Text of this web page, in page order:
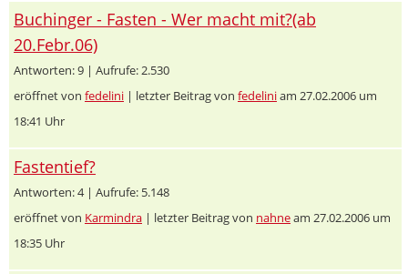
Buchinger - Fasten - Wer macht mit?(ab
20.Febr.06)
Antworten: 9 | Aufrufe: 2.530
eröffnet von fedelini | letzter Beitrag von fedeliniam 27.02.2006 um
18:41 Uhr
Fastentief?
Antworten: 4 | Aufrufe: 5.148
eröffnet von Karmindra | letzter Beitrag von nahneam 27.02.2006 um
18:35 Uhr